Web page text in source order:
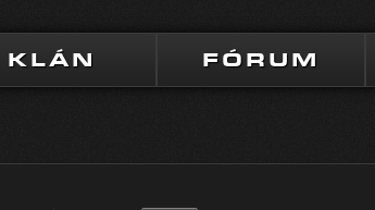
KLÁN FÓRUM